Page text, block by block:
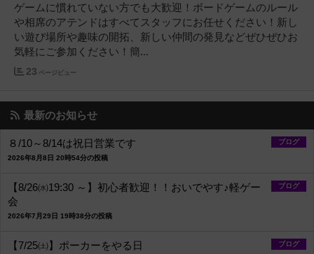
ゲームに慣れていない方でも大歓迎！ボードゲームのルール
や相席のアテンドはすべてスタッフにお任せください！新し
い遊び場所や趣味の開拓、新しい仲間の発見などぜひぜひお
気軽にご参加ください！簡...
23 ページビュー
最新のお知らせ
ブログ
８/10～8/14は祝日営業です
2026年8月8日 20時54分の投稿
ブログ
【8/26㈬19:30 ～】初心者歓迎！！おいでやす♪軽ゲー
会
2026年7月29日 19時38分の投稿
ブログ
【7/25㈯】ポーカーをやる日